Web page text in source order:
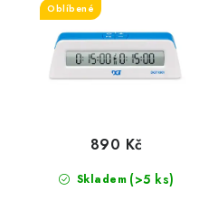
Oblíbené
Skladem (>5 ks)
890 Kč